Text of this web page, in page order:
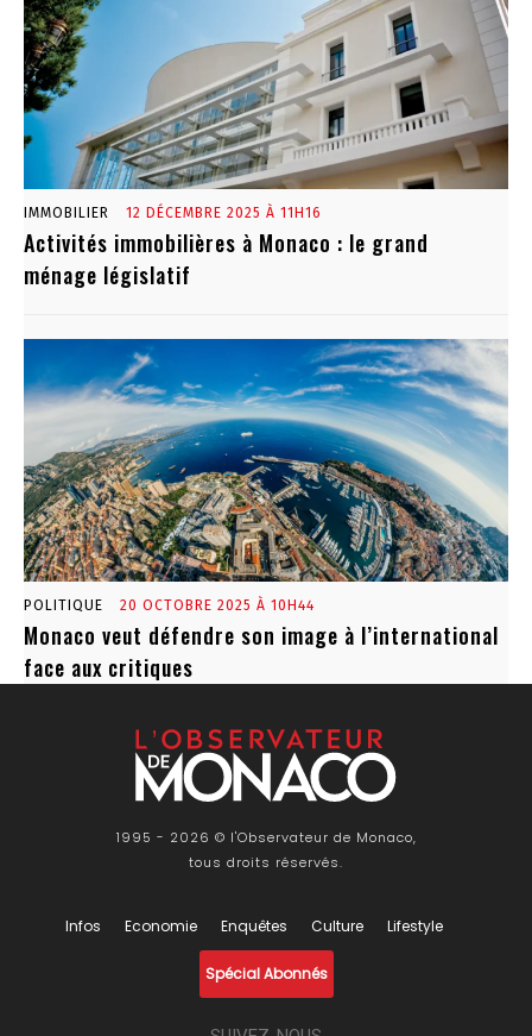
IMMOBILIER 12 DÉCEMBRE 2025 À 11H16
Activités immobilières à Monaco : le grand
ménage législatif
POLITIQUE 20 OCTOBRE 2025 À 10H44
Monaco veut défendre son image à l’international
face aux critiques
1995 - 2026 © l'Observateur de Monaco,
tous droits réservés.
Infos Economie Enquêtes Culture Lifestyle
Spécial Abonnés